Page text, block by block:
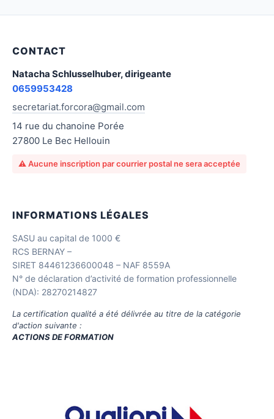
CONTACT
Natacha Schlusselhuber, dirigeante
0659953428
secretariat.forcora@gmail.com
14 rue du chanoine Porée
27800 Le Bec Hellouin
⚠️ Aucune inscription par courrier postal ne sera acceptée
INFORMATIONS LÉGALES
SASU au capital de 1000 €
RCS BERNAY –
SIRET 84461236600048 – NAF 8559A
N° de déclaration d’activité de formation professionnelle
(NDA): 28270214827
La certification qualité a été délivrée au titre de la catégorie
d'action suivante :
ACTIONS DE FORMATION